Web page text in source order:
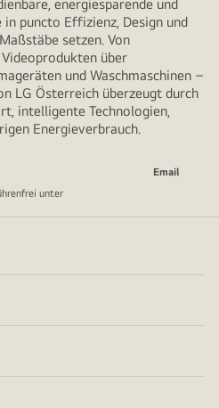
energiesparende und
puncto Effizienz, Design und
setzen. Von
über
und Waschmaschinen –
LG Österreich überzeugt durch
intelligente Technologien,
Energieverbrauch.
Email
unter